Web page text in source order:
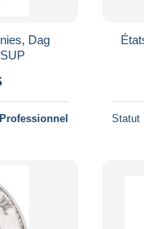
Dag
Professionnel Statut